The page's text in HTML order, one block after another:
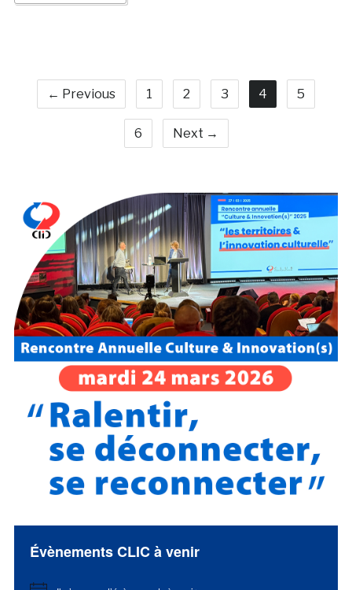
← Previous 1 2 3 4 5
6 Next →
Évènements CLIC à venir